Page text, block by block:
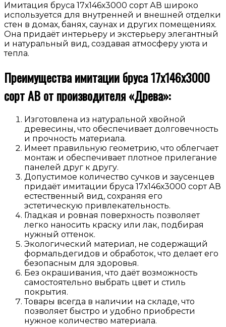
Имитация бруса 17х146х3000 сорт АВ широко
используется для внутренней и внешней отделки
стен в домах, банях, саунах и других помещениях.
Она придаёт интерьеру и экстерьеру элегантный
и натуральный вид, создавая атмосферу уюта и
тепла.
Преимущества имитации бруса 17х146х3000
сорт АВ от производителя «Древа»:
Изготовлена из натуральной хвойной
древесины, что обеспечивает долговечность
и прочность материала.
Имеет правильную геометрию, что облегчает
монтаж и обеспечивает плотное прилегание
панелей друг к другу.
Допустимое количество сучков и заусенцев
придаёт имитации бруса 17х146х3000 сорт АВ
естественный вид, сохраняя его
эстетическую привлекательность.
Гладкая и ровная поверхность позволяет
легко наносить краску или лак, подбирая
нужный оттенок.
Экологический материал, не содержащий
формальдегидов и обработок, что делает его
безопасным для здоровья.
Без окрашивания, что даёт возможность
самостоятельно выбрать цвет и стиль
покрытия.
Товары всегда в наличии на складе, что
позволяет быстро и удобно приобрести
нужное количество материала.